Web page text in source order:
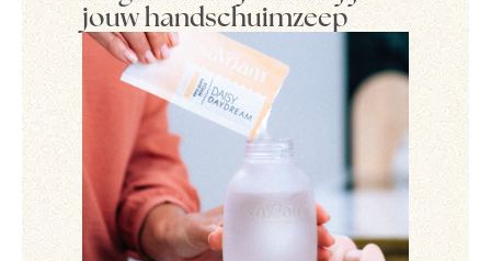
jouw handschuimzeep